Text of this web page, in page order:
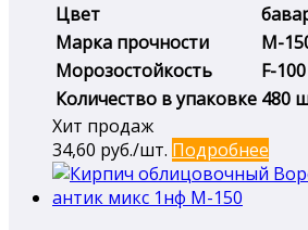
Цвет
Марка прочности
М-
Морозостойкость
F-100
Количество в упаковке 480
Хит продаж
34,60 руб./шт. Подробнее